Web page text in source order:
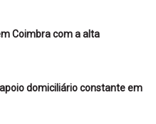
Coimbra com a alta
domiciliário constante em